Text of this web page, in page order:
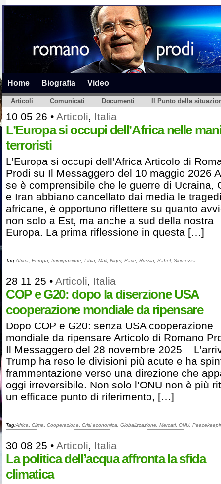
Home Biografia Video
Articoli Comunicati Documenti Il Punto della
10 05 26 • Articoli, Italia
L’Europa si occupi dell’Africa nelle
terroristi
L’Europa si occupi dell’Africa Articolo di
Prodi su Il Messaggero del 10 maggio 2026
se è comprensibile che le guerre di Ucraina,
e Iran abbiano cancellato dai media le
africane, è opportuno riflettere su quanto
non solo a Est, ma anche a sud della nostra
Europa. La prima riflessione in questa […]
Tag:Africa Europa Immigrazione Libia Mali, Niger, Pace Russia Sahel, Sicurezza
28 11 25 • Articoli, Italia
COP e G20: dopo la diserzione USA
cooperazione mondiale da ripensare
Dopo COP e G20: senza USA cooperazione
mondiale da ripensare Articolo di Romano
Il Messaggero del 28 novembre 2025
Trump ha reso le divisioni più acute e ha
frammentazione verso una direzione che
oggi irreversibile. Non solo l’ONU non è più
un efficace punto di riferimento, […]
Tag:Africa Clima Cooperazione Crisi economica Globalizzazione Mercati, ONU,
30 08 25 • Articoli, Italia
La politica dell’acqua affronta la sfida
climatica